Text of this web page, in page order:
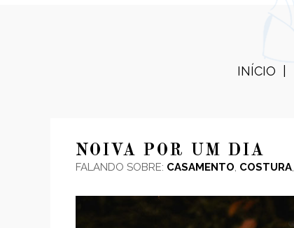
INÍCIO
NOIVA POR UM DIA
FALANDO SOBRE: CASAMENTO, COSTURA,